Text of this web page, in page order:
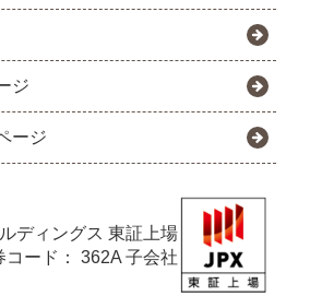
ジ
ージ
ディングス 東証上場
コード： 362A 子会社